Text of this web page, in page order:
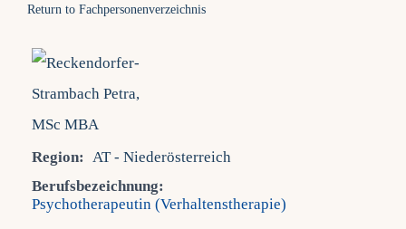
Return to Fachpersonenverzeichnis
Region:
AT - Niederösterreich
Berufsbezeichnung:
Psychotherapeutin (Verhaltenstherapie)